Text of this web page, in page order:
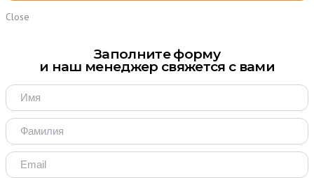
Close
Заполните форму
и наш менеджер свяжется с вами